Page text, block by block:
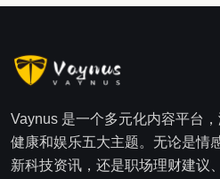
Vaynus 是一个多元化内容平台
健康和娱乐五大主题。无论是情
新科技资讯，还是职场理财建议